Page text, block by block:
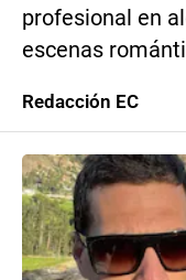
profesional en
escenas
Redacción EC